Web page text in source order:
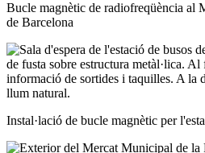
Bucle magnètic de radiofreqüència al
de Barcelona
Instal·lació de bucle magnètic per